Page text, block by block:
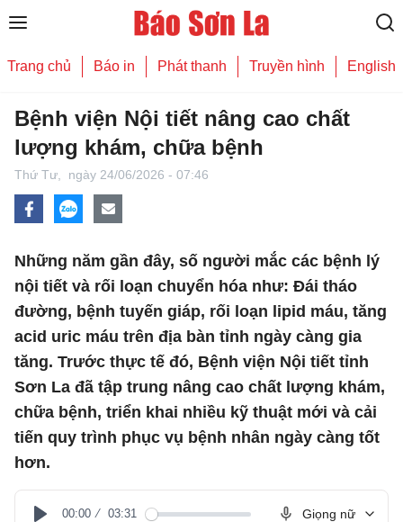
Trang chủ Báo in Phát thanh Truyền hình English
Bệnh viện Nội tiết nâng cao chất
lượng khám, chữa bệnh
Thứ Tư, ngày 24/06/2026 - 07:46
Những năm gần đây, số người mắc các bệnh lý
nội tiết và rối loạn chuyển hóa như: Đái tháo
đường, bệnh tuyến giáp, rối loạn lipid máu, tăng
acid uric máu trên địa bàn tỉnh ngày càng gia
tăng. Trước thực tế đó, Bệnh viện Nội tiết tỉnh
Sơn La đã tập trung nâng cao chất lượng khám,
chữa bệnh, triển khai nhiều kỹ thuật mới và cải
tiến quy trình phục vụ bệnh nhân ngày càng tốt
hơn.
00:00 03:31 Giọng nữ